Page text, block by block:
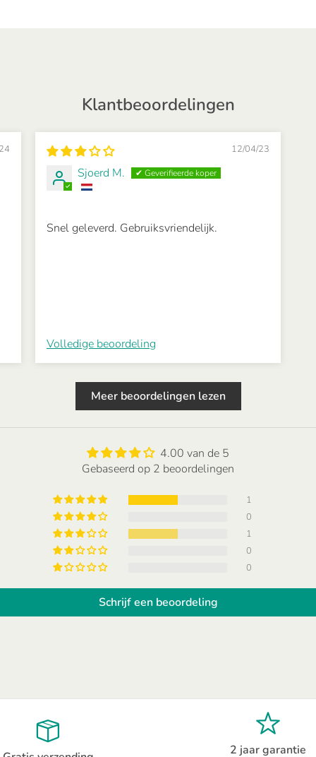
Klantbeoordelingen
12/04/23
Sjoerd M.
Snel geleverd. Gebruiksvriendelijk.
Volledige beoordeling
Meer beoordelingen lezen
4.00 van de 5
Gebaseerd op 2 beoordelingen
1
0
1
0
0
Schrijf een beoordeling
2 jaar garantie